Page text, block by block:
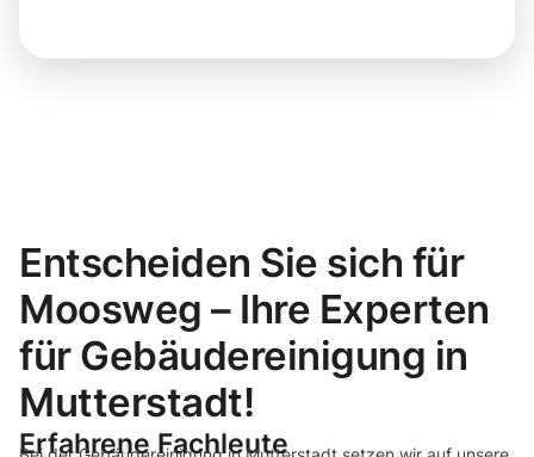
Entscheiden Sie sich für
Moosweg – Ihre Experten
für Gebäudereinigung in
Mutterstadt!
Erfahrene Fachleute